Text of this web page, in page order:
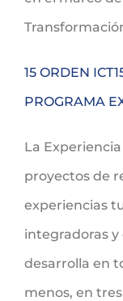
15 ORDEN
PROGRAMA
La
proyectos de
experiencias
integradoras y
desarrolla en
menos, en